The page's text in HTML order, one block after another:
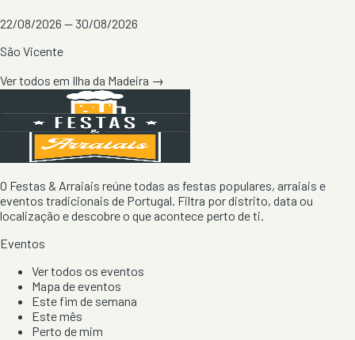
22/08/2026 — 30/08/2026
São Vicente
Ver todos em Ilha da Madeira →
O Festas & Arraiais reúne todas as festas populares, arraiais e
eventos tradicionais de Portugal. Filtra por distrito, data ou
localização e descobre o que acontece perto de ti.
Eventos
Ver todos os eventos
Mapa de eventos
Este fim de semana
Este mês
Perto de mim